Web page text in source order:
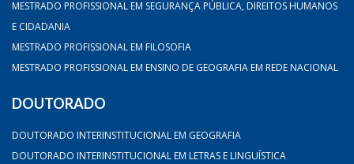
MESTRADO PROFISSIONAL EM SEGURANÇA PÚBLICA, DIREITOS HUMANOS
E CIDADANIA
MESTRADO PROFISSIONAL EM FILOSOFIA
MESTRADO PROFISSIONAL EM ENSINO DE GEOGRAFIA EM REDE NACIONAL
DOUTORADO
DOUTORADO INTERINSTITUCIONAL EM GEOGRAFIA
DOUTORADO INTERINSTITUCIONAL EM LETRAS E LINGUÍSTICA